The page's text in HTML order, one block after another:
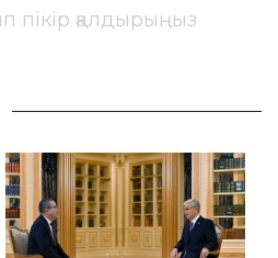
пікір қалдырыңыз